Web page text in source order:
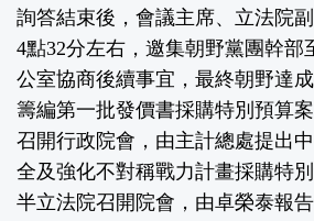
詢答結束後，會議主席、立法院
4點32分左右，邀集朝野黨團幹部
公室協商後續事宜，最終朝野達
籌編第一批發價書採購特別預算
召開行政院會，由主計總處提出
全及強化不對稱戰力計畫採購特
半立法院召開院會，由卓榮泰報